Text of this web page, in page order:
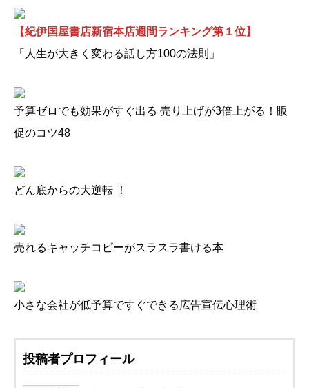
【紀伊国屋書店新宿本店週間ランキング第１位】
「人生が大きく変わる話し方100の法則」
予算ゼロでも効果がすぐ出る 売り上げが3倍上がる！販
促のコツ48
どん底からの大逆転 ！
売れるキャッチコピーがスラスラ書ける本
小さな会社が低予算ですぐできる広告宣伝心理術
投稿者プロフィール